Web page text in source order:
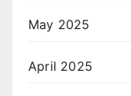
May 2025
April 2025